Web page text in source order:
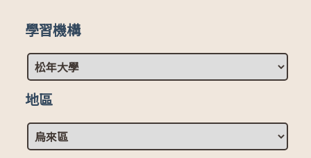
學習機構
地區